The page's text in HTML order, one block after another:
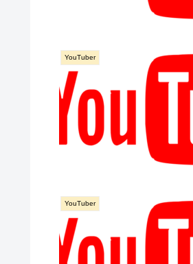
YouTuber
YouTuber